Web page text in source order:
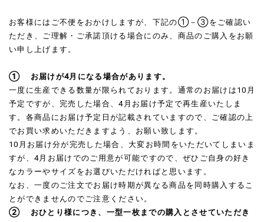
お客様にはご不便をおかけしますが、下記の①－③をご確認い
ただき、ご理解・ご承諾頂ける場合にのみ、商品のご購入をお願
い申し上げます。
① お届けが4月になる場合があります。
一度に生産できる数量が限られております。通常のお届けは10月
予定ですが、完売した場合、4月お届け予定で再生産いたしま
す。各商品にお届け予定日が記載されていますので、ご確認の上
でお買い求めいただきますよう、お願い致します。
10月お届け分が完売した場合、大変お時間をいただいてしまいま
すが、4月お届けでのご用意が可能ですので、ぜひご自身の好き
なカラーやサイズをお選びいただければと思います。
なお、一度のご注文でお届け時期が異なる商品を同時購入するこ
とができませんのでご注意ください。
② おひとり様につき、一型一枚までの購入とさせていただき